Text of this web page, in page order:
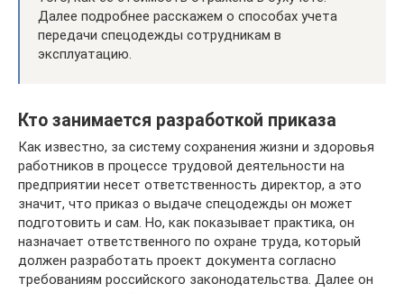
Далее подробнее расскажем о способах учета
передачи спецодежды сотрудникам в
эксплуатацию.
Кто занимается разработкой приказа
Как известно, за систему сохранения жизни и здоровья
работников в процессе трудовой деятельности на
предприятии несет ответственность директор, а это
значит, что приказ о выдаче спецодежды он может
подготовить и сам. Но, как показывает практика, он
назначает ответственного по охране труда, который
должен разработать проект документа согласно
требованиям российского законодательства. Далее он